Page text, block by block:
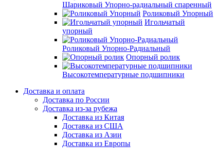
Шариковый Упорно-радиальный спаренный
Роликовый Упорный
Игольчатый
упорный
Роликовый Упорно-Радиальный
Опорный ролик
Высокотемпературные подшипники
Доставка и оплата
Доставка по России
Доставка из-за рубежа
Доставка из Китая
Доставка из США
Доставка из Азии
Доставка из Европы